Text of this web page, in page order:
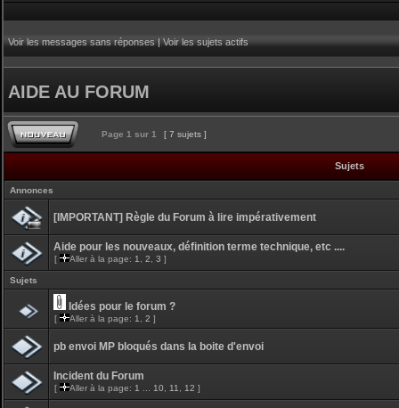
Voir les messages sans réponses|Voir les sujets actifs
AIDE AU FORUM
Page 1 sur 1 [ 7 sujets ]
Sujets
Annonces
[IMPORTANT] Règle du Forum à lire impérativement
Aide pour les nouveaux, définition terme technique, etc ....
[ Aller à la page: 1 2 3 ]
Sujets
Idées pour le forum ?
[ Aller à la page: 1 2 ]
pb envoi MP bloqués dans la boite d'envoi
Incident du Forum
[ Aller à la page: 1 10 11 12 ]